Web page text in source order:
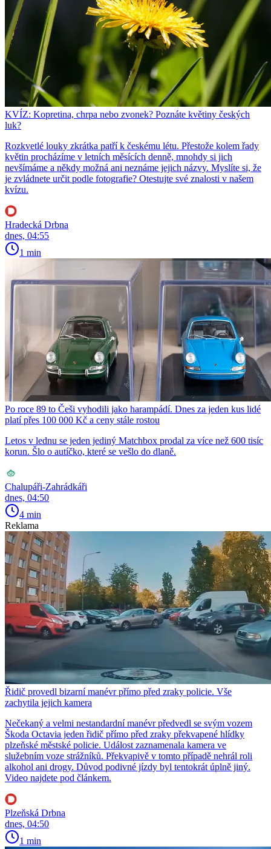
KVÍZ: Kopretina, chrpa nebo zvonek? Poznáte květiny českých
luk?
Rozkvetlé louky zkrátka patří k českému létu. Přestože kolem řady
květin procházíme v letních měsících denně, mnohdy si jich
nevšímáme a někdy možná ani neznáme jejich názvy. Myslíte si, že
je zvládnete určit podle fotografie? Otestujte své znalosti v našem
kvízu.
Hradecká Drbna
dnes, 04:55
1 min
Po roce 89 to Češi vyhodili jako harampádí. Dnes za jeden kus lidé
platí přes 100 000 Kč a ceny stále rostou
Letos v lednu se jeden jediný Matchbox prodal za více než 600 tisíc
korun. Šlo o autíčko, které se vešlo do dlaně.
Chalupáři-Zahrádkáři
dnes, 04:50
4 min
Reklama
Řidič provedl bizarní manévr přímo před zraky policie. Vše
zachytila jejich kamera
Nečekaný a velmi nestandardní manévr předvedl se svým vozem
Škoda Octavia jeden řidič přímo před zraky překvapené hlídky
plzeňské městské policie. Událost zaznamenala kamera ve
služebním voze strážníků. Překvapivě v tomto případě nehrál roli
alkohol ani drogy. Důvod podivné jízdy byl tentokrát úplně jiný.
Video najdete pod článkem.
Plzeňská Drbna
dnes, 04:50
1 min